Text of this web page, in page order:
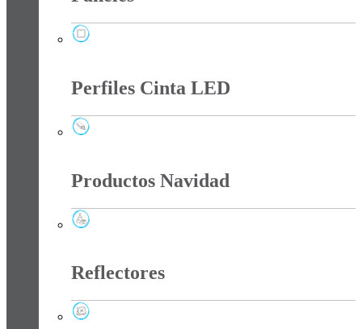
Perfiles Cinta LED
Productos Navidad
Reflectores